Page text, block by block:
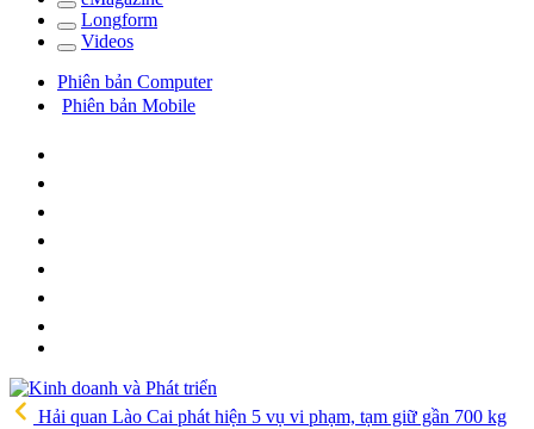
Longform
Videos
Phiên bản Computer
Phiên bản Mobile
Hải quan Lào Cai phát hiện 5 vụ vi phạm, tạm giữ gần 700 kg